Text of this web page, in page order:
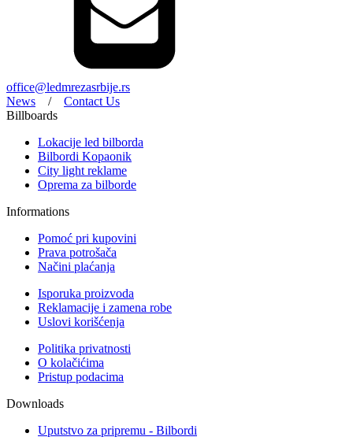
office@ledmrezasrbije.rs
News / Contact Us
Billboards
Lokacije led bilborda
Bilbordi Kopaonik
City light reklame
Oprema za bilborde
Informations
Pomoć pri kupovini
Prava potrošača
Načini plaćanja
Isporuka proizvoda
Reklamacije i zamena robe
Uslovi korišćenja
Politika privatnosti
O kolačićima
Pristup podacima
Downloads
Uputstvo za pripremu - Bilbordi